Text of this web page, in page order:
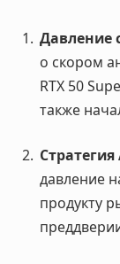
Давление
о скором
RTX 50
также
Стратегия
давление
продукту